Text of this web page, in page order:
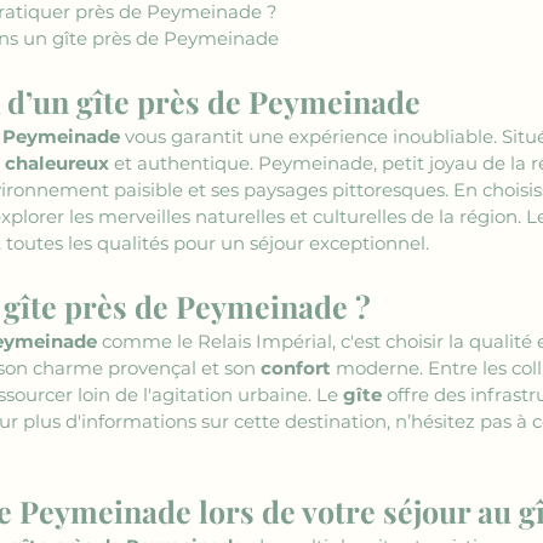
près de Peymeinade ?
un gîte près de Peymeinade
gîte près de Peymeinade
vous garantit une expérience inoubliable.
et authentique. Peymeinade, petit joyau de la
paisible et ses paysages pittoresques. En
les merveilles naturelles et culturelles de la région.
les qualités pour un séjour exceptionnel.
près de Peymeinade ?
comme le Relais Impérial, c'est choisir la
charme provençal et son confort moderne. Entre les
loin de l'agitation urbaine. Le gîte offre des
plus d'informations sur cette destination, n’hésitez pas
Peymeinade lors de votre séjour au